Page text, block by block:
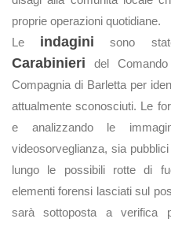
proprie operazioni quotidiane.
Le indagini sono
Carabinieri del
Compagnia di Barletta per
attualmente sconosciuti. Le
e analizzando le
videosorveglianza, sia
lungo le possibili rotte di
elementi forensi lasciati sul
sarà sottoposta a verifica